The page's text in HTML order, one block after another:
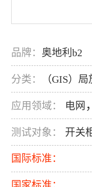
品牌： 奥地利b2
分类： （GIS）
应用领域： 电网
测试对象： 开关
国际标准：